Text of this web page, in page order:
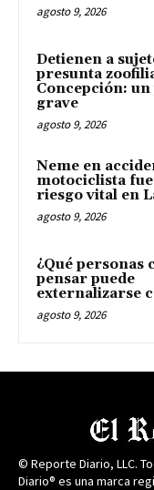
agosto 9, 2026
Detienen a
presunta
Concepción:
grave
agosto 9, 2026
Neme en
motociclista
riesgo vital en
agosto 9, 2026
¿Qué personas
pensar puede
externalizarse
agosto 9, 2026
© Reporte Diario, LLC.
Diario® es una marca